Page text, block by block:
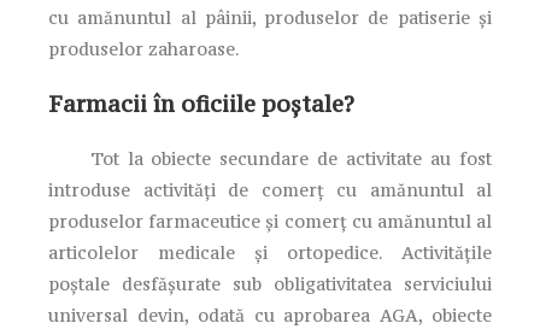
cu amănuntul al pâinii, produselor de patiserie și
produselor zaharoase.
Farmacii în oficiile poștale?
Tot la obiecte secundare de activitate au fost
introduse activități de comerț cu amănuntul al
produselor farmaceutice și comerț cu amănuntul al
articolelor medicale și ortopedice. Activităţile
poştale desfăşurate sub obligativitatea serviciului
universal devin, odată cu aprobarea AGA, obiecte